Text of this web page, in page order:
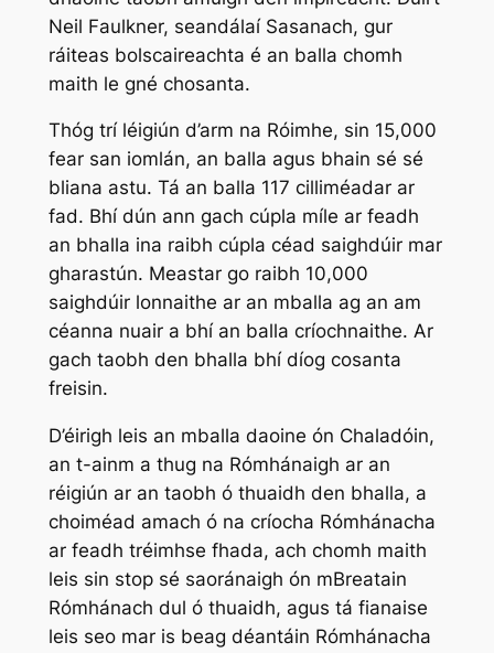
Neil Faulkner, seandálaí Sasanach, gur
ráiteas bolscaireachta é an balla chomh
maith le gné chosanta.
Thóg trí léigiún d’arm na Róimhe, sin 15,000
fear san iomlán, an balla agus bhain sé sé
bliana astu. Tá an balla 117 cilliméadar ar
fad. Bhí dún ann gach cúpla míle ar feadh
an bhalla ina raibh cúpla céad saighdúir mar
gharastún. Meastar go raibh 10,000
saighdúir lonnaithe ar an mballa ag an am
céanna nuair a bhí an balla críochnaithe. Ar
gach taobh den bhalla bhí díog cosanta
freisin.
D’éirigh leis an mballa daoine ón Chaladóin,
an t-ainm a thug na Rómhánaigh ar an
réigiún ar an taobh ó thuaidh den bhalla, a
choiméad amach ó na críocha Rómhánacha
ar feadh tréimhse fhada, ach chomh maith
leis sin stop sé saoránaigh ón mBreatain
Rómhánach dul ó thuaidh, agus tá fianaise
leis seo mar is beag déantáin Rómhánacha